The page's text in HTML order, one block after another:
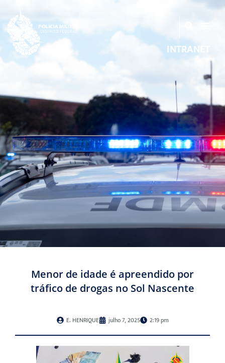
INTRANET
Menor de idade é apreendido por
tráfico de drogas no Sol Nascente
E. HENRIQUE julho 7, 2025 2:19 pm